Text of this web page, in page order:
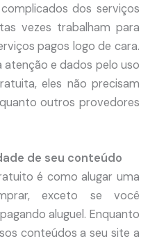
dos serviços
vezes trabalham para
pagos logo de cara.
atenção e dados pelo uso
eles não precisam
outros provedores
de seu conteúdo
é como alugar uma
exceto se você
aluguel. Enquanto
conteúdos a seu site a